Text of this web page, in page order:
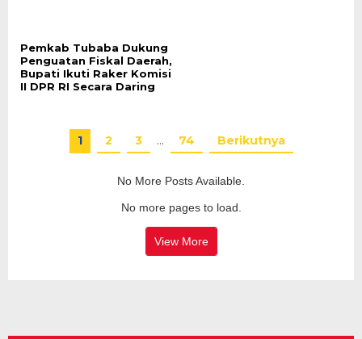
Pemkab Tubaba Dukung
Penguatan Fiskal Daerah,
Bupati Ikuti Raker Komisi
II DPR RI Secara Daring
1 2 3 … 74 Berikutnya
No More Posts Available.
No more pages to load.
View More